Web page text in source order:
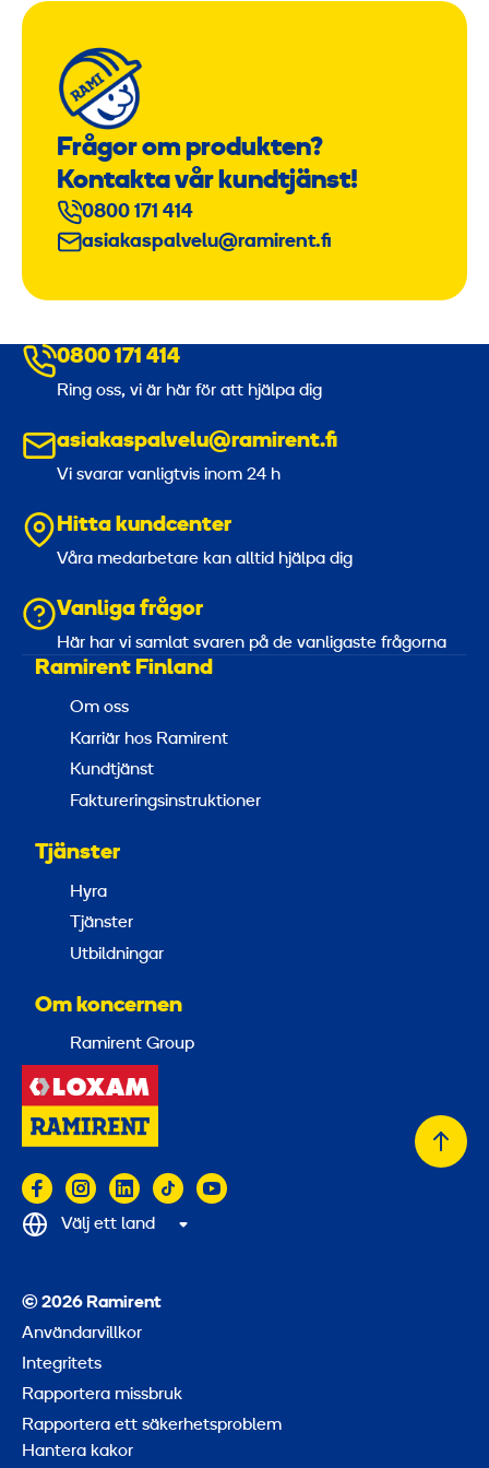
Frågor om produkten?
Kontakta vår kundtjänst!
0800 171 414
asiakaspalvelu@ramirent.fi
0800 171 414
Ring oss, vi är här för att hjälpa dig
asiakaspalvelu@ramirent.fi
Vi svarar vanligtvis inom 24 h
Hitta kundcenter
Våra medarbetare kan alltid hjälpa dig
Vanliga frågor
Här har vi samlat svaren på de vanligaste frågorna
Ramirent Finland
Om oss
Karriär hos Ramirent
Kundtjänst
Faktureringsinstruktioner
Tjänster
Hyra
Tjänster
Utbildningar
Om koncernen
Ramirent Group
© 2026 Ramirent
Användarvillkor
Integritets
Rapportera missbruk
Rapportera ett säkerhetsproblem
Hantera kakor
Välj ett land